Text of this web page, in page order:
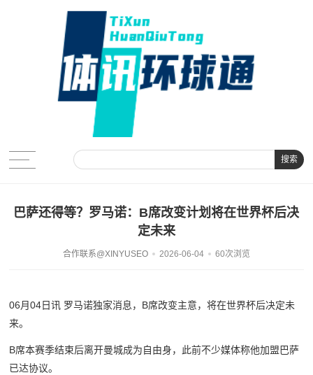
搜索
巴萨还得等？罗马诺：B席改变计划将在世界杯后决
定未来
合作联系@XINYUSEO 2026-06-04 60次浏览
06月04日讯 罗马诺独家消息，B席改变主意，将在世界杯后决定未
来。
B席本赛季结束后离开曼城成为自由身，此前不少媒体称他加盟巴萨
已达协议。